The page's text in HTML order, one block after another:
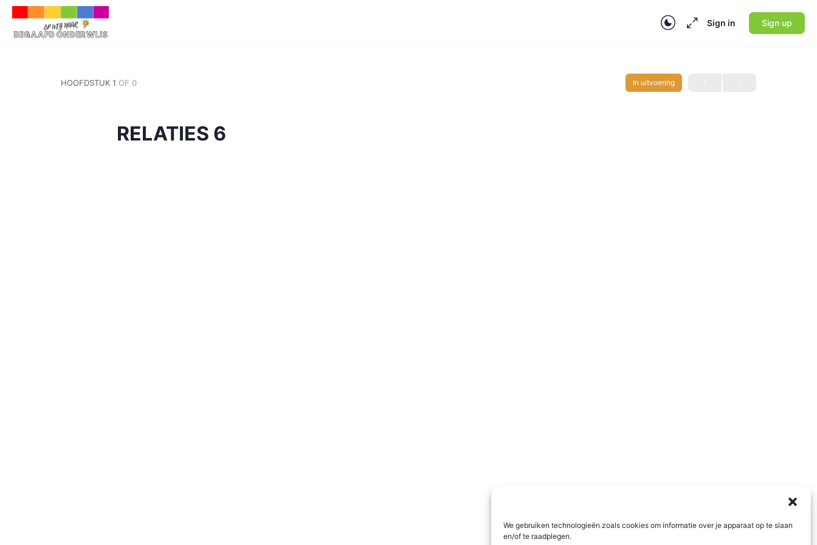
We gebruiken technologieën zoals cookies om informatie over je apparaat op te slaan
en/of te raadplegen.
Sign in Sign up
HOOFDSTUK 1 OF 0 In uitvoering
RELATIES 6